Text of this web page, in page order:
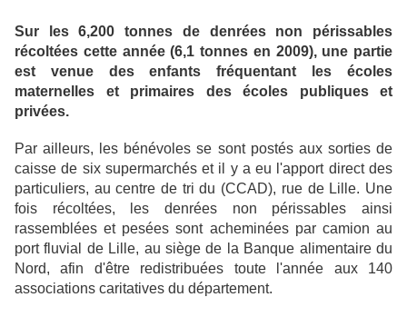
Sur les 6,200 tonnes de denrées non périssables
récoltées cette année (6,1 tonnes en 2009), une partie
est venue des enfants fréquentant les écoles
maternelles et primaires des écoles publiques et
privées.
Par ailleurs, les bénévoles se sont postés aux sorties de
caisse de six supermarchés et il y a eu l'apport direct des
particuliers, au centre de tri du (CCAD), rue de Lille. Une
fois récoltées, les denrées non périssables ainsi
rassemblées et pesées sont acheminées par camion au
port fluvial de Lille, au siège de la Banque alimentaire du
Nord, afin d'être redistribuées toute l'année aux 140
associations caritatives du département.